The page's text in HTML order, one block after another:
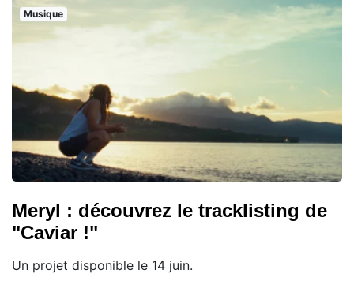
Musique
Meryl : découvrez le tracklisting de
"Caviar !"
Un projet disponible le 14 juin.